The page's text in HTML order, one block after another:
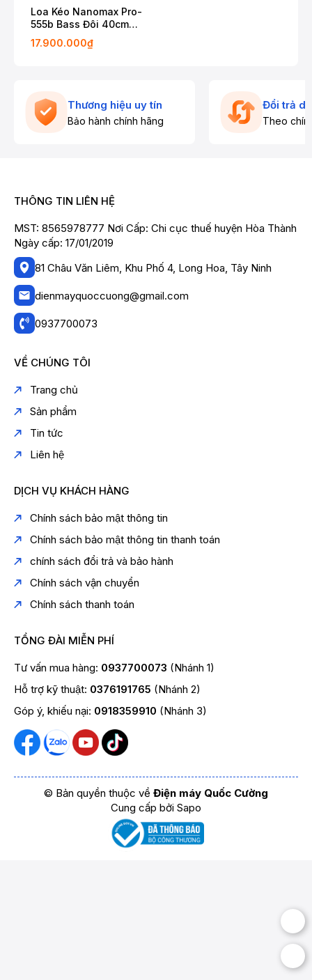
Loa Kéo Nanomax Pro-
555b Bass Đôi 40cm
2400w
17.900.000₫
Thương hiệu uy tín
Bảo hành chính hãng
Đổi trả
Theo
THÔNG TIN LIÊN HỆ
MST: 8565978777 Nơi Cấp: Chi cục thuế huyện Hòa Thành
Ngày cấp: 17/01/2019
81 Châu Văn Liêm, Khu Phố 4, Long Hoa, Tây Ninh
dienmayquoccuong@gmail.com
0937700073
VỀ CHÚNG TÔI
Trang chủ
Sản phẩm
Tin tức
Liên hệ
DỊCH VỤ KHÁCH HÀNG
Chính sách bảo mật thông tin
Chính sách bảo mật thông tin thanh toán
chính sách đổi trả và bảo hành
Chính sách vận chuyển
Chính sách thanh toán
TỔNG ĐÀI MIỄN PHÍ
Tư vấn mua hàng: 0937700073 (Nhánh 1)
Hỗ trợ kỹ thuật: 0376191765 (Nhánh 2)
Góp ý, khiếu nại: 0918359910 (Nhánh 3)
© Bản quyền thuộc về Điện máy Quốc Cường
Cung cấp bởi Sapo